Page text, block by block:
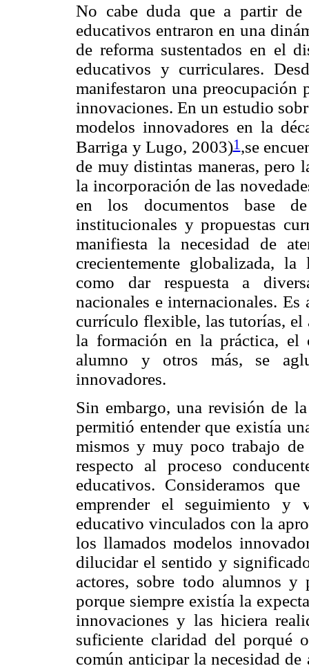
No cabe duda que a partir de
educativos entraron en una
de reforma sustentados en el
educativos y curriculares.
manifestaron una
innovaciones. En un estudio
modelos innovadores en la
Barriga y Lugo, 2003)1,se
de muy distintas maneras, pero
la incorporación de las
en los documentos base
institucionales y propuestas
manifiesta la necesidad de
crecientemente globalizada,
como dar respuesta a
nacionales e internacionales.
currículo flexible, las tutorías, el
la formación en la práctica, el
alumno y otros más, se
innovadores.
Sin embargo, una revisión de
permitió entender que existía
mismos y muy poco trabajo
respecto al proceso
educativos. Consideramos
emprender el seguimiento y
educativo vinculados con la
los llamados modelos
dilucidar el sentido y
actores, sobre todo alumnos y
porque siempre existía la
innovaciones y las hiciera
suficiente claridad del porqué
común anticipar la necesidad